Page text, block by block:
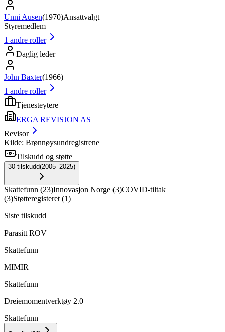
Unni Ausen(1970)Ansattvalgt
Styremedlem
1 andre roller
Daglig leder
John Baxter(1966)
1 andre roller
Tjenesteytere
ERGA REVISJON AS
Revisor
Kilde: Brønnøysundregistrene
Tilskudd og støtte
30 tilskudd(2005–2025)
Skattefunn (23)Innovasjon Norge (3)COVID-tiltak
(3)Støtteregisteret (1)
Siste tilskudd
Parasitt ROV
Skattefunn
MIMIR
Skattefunn
Dreiemomentverktøy 2.0
Skattefunn